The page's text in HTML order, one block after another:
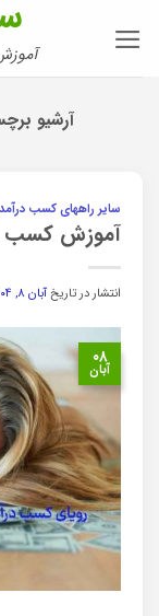
آرشیو
سایر راههای کسب
آموزش کسب
انتشار در تاریخآبان ۸, ۱۴۰۴
۰۸
آبان